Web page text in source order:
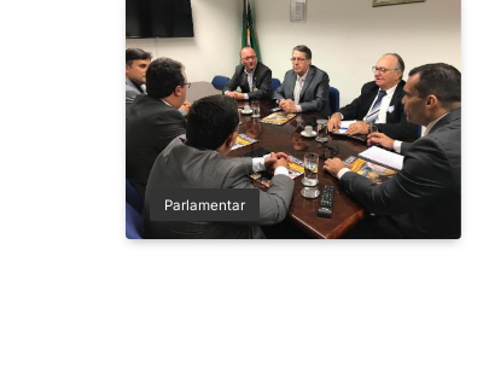
Parlamentar